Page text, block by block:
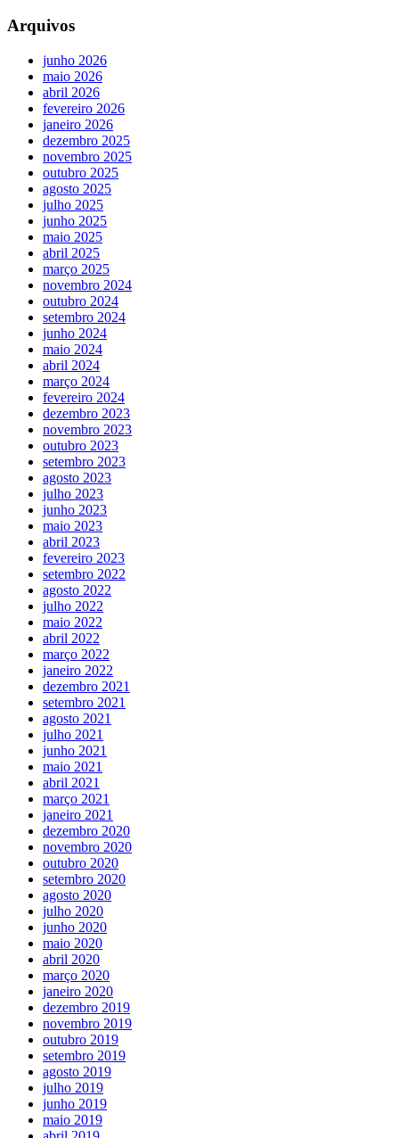
Arquivos
junho 2026
maio 2026
abril 2026
fevereiro 2026
janeiro 2026
dezembro 2025
novembro 2025
outubro 2025
agosto 2025
julho 2025
junho 2025
maio 2025
abril 2025
março 2025
novembro 2024
outubro 2024
setembro 2024
junho 2024
maio 2024
abril 2024
março 2024
fevereiro 2024
dezembro 2023
novembro 2023
outubro 2023
setembro 2023
agosto 2023
julho 2023
junho 2023
maio 2023
abril 2023
fevereiro 2023
setembro 2022
agosto 2022
julho 2022
maio 2022
abril 2022
março 2022
janeiro 2022
dezembro 2021
setembro 2021
agosto 2021
julho 2021
junho 2021
maio 2021
abril 2021
março 2021
janeiro 2021
dezembro 2020
novembro 2020
outubro 2020
setembro 2020
agosto 2020
julho 2020
junho 2020
maio 2020
abril 2020
março 2020
janeiro 2020
dezembro 2019
novembro 2019
outubro 2019
setembro 2019
agosto 2019
julho 2019
junho 2019
maio 2019